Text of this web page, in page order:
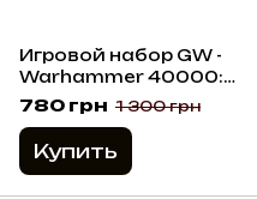
Игровой набор GW -
Warhammer 40000:
Datasheet Cards -
Genestealer Cults
(10th Ed) 2023 (Eng)
780 грн 1 300 грн
Купить